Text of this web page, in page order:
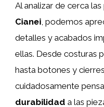
Al analizar de cerca
Cianei, podemos
detalles y acabados
ellas. Desde costuras
hasta botones y
cuidadosamente
durabilidad a las